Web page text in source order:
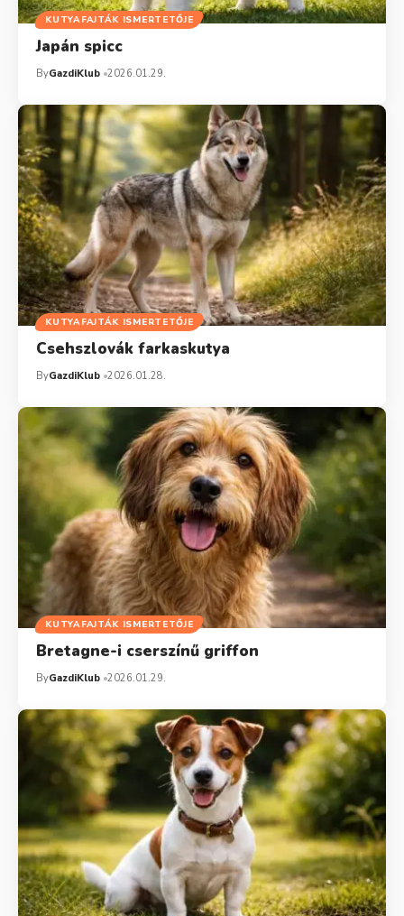
KUTYAFAJTÁK ISMERTETŐJE
Japán spicc
ByGazdiKlub 2026.01.29.
KUTYAFAJTÁK ISMERTETŐJE
Csehszlovák farkaskutya
ByGazdiKlub 2026.01.28.
KUTYAFAJTÁK ISMERTETŐJE
Bretagne-i cserszínű griffon
ByGazdiKlub 2026.01.29.